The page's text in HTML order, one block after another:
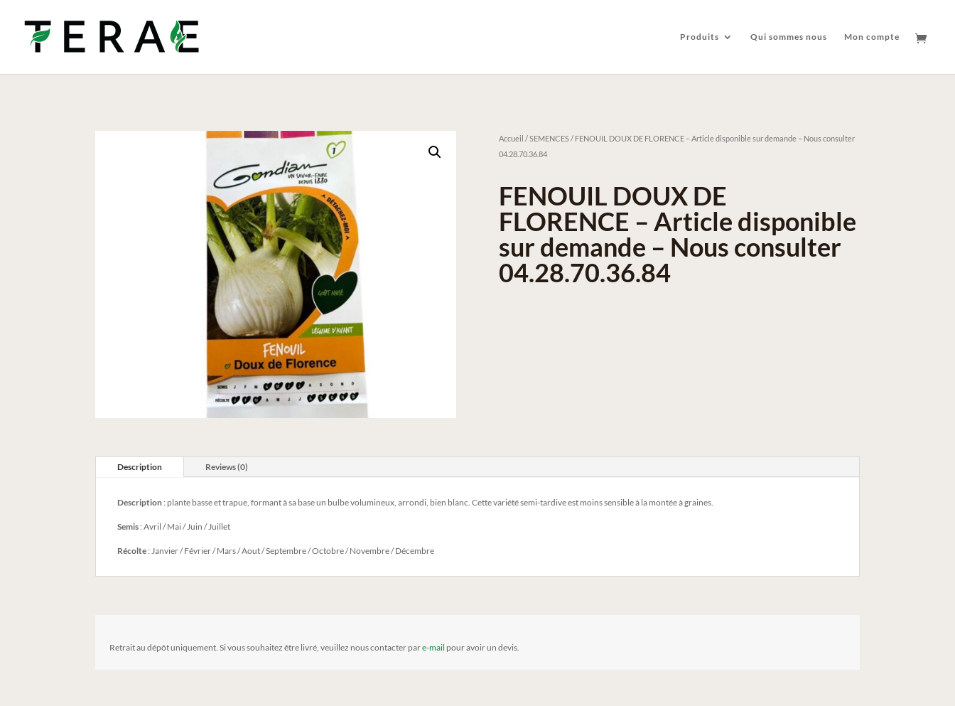
Produits Qui sommes nous Mon compte
Accueil /SEMENCES/ FENOUIL DOUX DE FLORENCE – Article disponible sur demande – Nous consulter
04.28.70.36.84
FENOUIL DOUX DE
FLORENCE – Article disponible
sur demande – Nous consulter
04.28.70.36.84
Description Reviews (0)
Description : plante basse et trapue, formant à sa base un bulbe volumineux, arrondi, bien blanc. Cette variété semi-tardive est moins sensible à la montée à graines.
Semis : Avril / Mai / Juin / Juillet
Récolte : Janvier / Février / Mars / Aout / Septembre / Octobre / Novembre / Décembre
Retrait au dépôt uniquement. Si vous souhaitez être livré, veuillez nous contacter pare-mail pour avoir un devis.